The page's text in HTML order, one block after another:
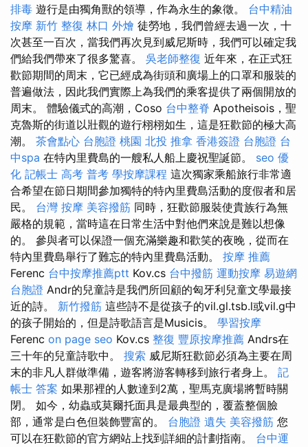
排毒 遊行是由獨角獸的領導，作為永生的象徵。 台中精油
按摩 新竹 整復 林口 外燴 徒勞地，我們曾經去過一次，十
次甚至一百次，當我們再次見到威尼斯時，我們可以確定我
們給我們帶來了很多驚喜。 吳老師整復 近年來，在正式狂
歡節期間的周末，它已經成為街頭和廣場上的口罩和服裝的
普遍做法，因此我們實際上為我們的乘客提供了兩個開放的
周末。 體驗儀式的高潮，Coso 台中整脊 Apotheisois，聖
克魯斯的街道以壯觀的遊行栩栩如生，這是狂歡節的極大高
潮。 茶會點心 台胞證 桃園 北投 推拿 香港簽證 台胞證 台
中spa 在特內里費島的一艘私人船上慶祝聖誕節。 seo 優
化 記帳士 高考 普考 學按摩課程 這次獨家乘船旅行非常適
合希望在節日期間參加獨特的特內里費島活動的度假者和居
民。 台灣 按摩 美容撥筋 同時，狂歡節服裝使貴族行為無
嚴格的規範，當時這在日常生活中對他們來說是難以想像
的。 參與者可以保證一個充滿樂趣和歡笑的夜晚，從而在
特內里費島舉行了難忘的特內里費島活動。 按摩 推薦
Ferenc 台中按摩推薦ptt Kov.cs 台中撥筋 運動按摩 易遊網
台胞證 Andr的兒童詩是我們所回顧的匈牙利兒童文學最接
近的詩。 新竹撥筋 這些詩不是從孩子的vil.gl.tsb.l或vil.g中
的孩子開始的，但是詩歌語言是Musicis。 學習按摩
Ferenc on page seo Kov.cs 整復 豐原按摩推薦 Andrs在
三十年的兒童詩歌中。 搜索 威尼斯狂歡節必須為主要在周
末的非凡人群做準備，遊客將游客轉移到旅行者身上。 記
帳士 答案 如果那裡的人數達到2萬，聖馬克廣場將暫時關
閉。 如今，幼蟲或莫爾托面具是最典型的，覆蓋整個臉
部，通常是白色但裝飾豐富的。 台胞證 遺失 美容撥筋 您
可以在狂歡節的官方網站上找到詳細的計劃指南。 台中運